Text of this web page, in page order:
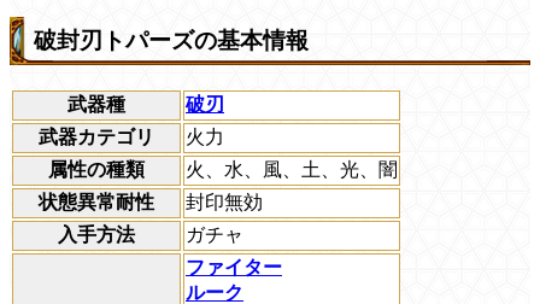
破封刃トパーズの基本情報
武器種
破刃
武器カテゴリ
火力
属性の種類
火、水、風、土、光、闇
状態異常耐性
封印無効
入手方法
ガチャ
ファイター
ルーク